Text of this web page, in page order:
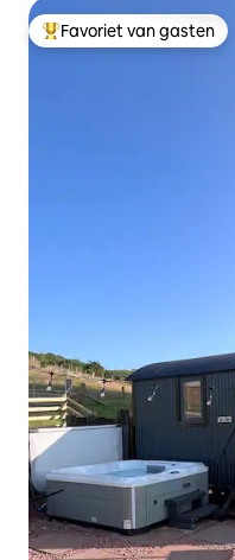
Topfavoriet van gasten
Favoriet van gasten